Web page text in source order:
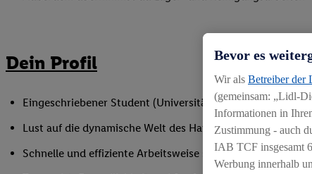
Dein Profil
Eingeschriebener Student (Universität oder Hochschule)
Lust auf die dynamische Welt des Handels
Schnelle und effiziente Arbeitsweise sowie
Bevor es
Wir als Betreiber der
(gemeinsam: „Lidl-
Informationen in
Zustimmung - auch
IAB TCF insgesamt 6
Werbung innerhalb